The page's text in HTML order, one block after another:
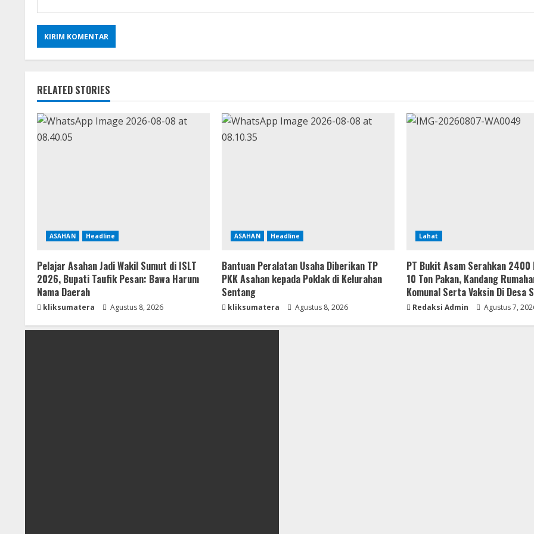
RELATED STORIES
ASAHAN Headline
Pelajar Asahan Jadi Wakil Sumut di ISLT
2026, Bupati Taufik Pesan: Bawa Harum
Nama Daerah
kliksumatera Agustus 8, 2026
ASAHAN Headline
Bantuan Peralatan Usaha Diberikan TP
PKK Asahan kepada Poklak di Kelurahan
Sentang
kliksumatera Agustus 8, 2026
Lahat
PT Bukit Asam Serahkan 2400
10 Ton Pakan, Kandang
Komunal Serta Vaksin Di Desa
Redaksi Admin Agustus 7,